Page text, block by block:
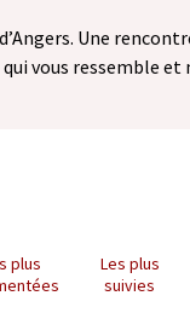
Une
vous ressemble et
plus
Les plus
suivies